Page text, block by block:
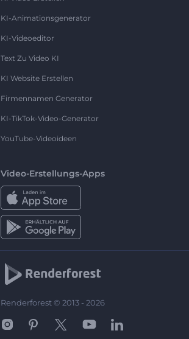
KI-Animationsgenerator
KI-Videoeditor
Text Zu Video KI
KI Website Erstellen
Firmennamen Generator
KI-TikTok-Video-Generator
YouTube-Videoideen
Video-Erstellungs-Apps
Renderforest © 2013 - 2026